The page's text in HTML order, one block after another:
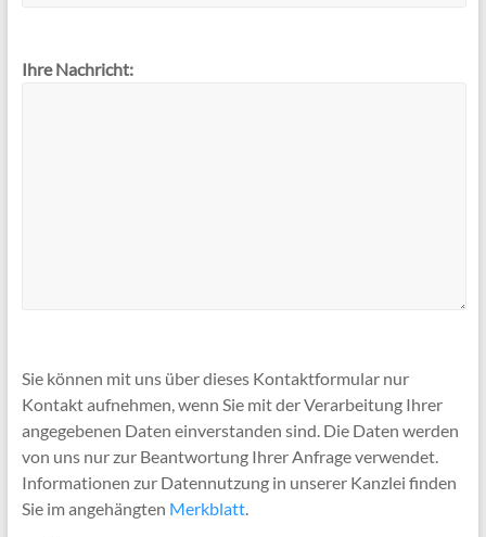
Ihre Nachricht:
Sie können mit uns über dieses Kontaktformular nur
Kontakt aufnehmen, wenn Sie mit der Verarbeitung Ihrer
angegebenen Daten einverstanden sind. Die Daten werden
von uns nur zur Beantwortung Ihrer Anfrage verwendet.
Informationen zur Datennutzung in unserer Kanzlei finden
Sie im angehängten Merkblatt.